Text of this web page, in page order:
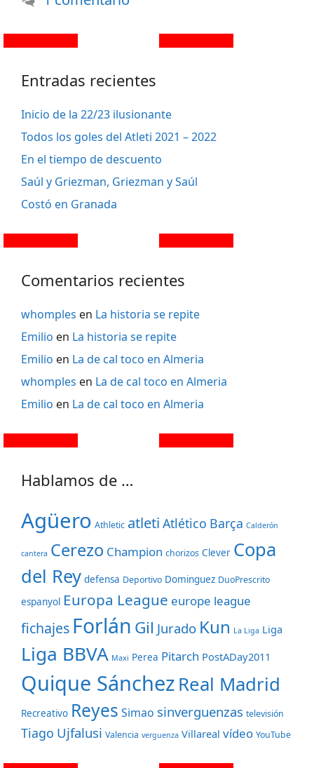
Entradas recientes
Inicio de la 22/23 ilusionante
Todos los goles del Atleti 2021 – 2022
En el tiempo de descuento
Saúl y Griezman, Griezman y Saúl
Costó en Granada
Comentarios recientes
whomples en La historia se repite
Emilio en La historia se repite
Emilio en La de cal toco en Almeria
whomples en La de cal toco en Almeria
Emilio en La de cal toco en Almeria
Hablamos de …
Agüero Athletic atleti Atlético Barça Calderón
cantera Cerezo Champion chorizos Clever Copa
del Rey defensa Deportivo Dominguez DuoPrescrito
espanyol Europa League europe league
fichajes Forlán Gil Jurado Kun La Liga Liga
Liga BBVA Maxi Perea Pitarch PostADay2011
Quique SánchezReal Madrid
Recreativo Reyes Simao sinverguenzas televisión
Tiago Ujfalusi Valencia verguenza Villareal vídeo YouTube